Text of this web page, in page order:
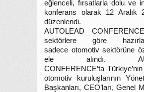
eğlenceli, fırsatlarla dolu ve
konferans olarak 12 Aralık
düzenlendi.
AUTOLEAD
sektörlere göre
sadece otomotiv sektörüne
ele alındı.
CONFERENCE’ta
otomotiv kuruluşlarının
Başkanları, CEO’ları, Genel